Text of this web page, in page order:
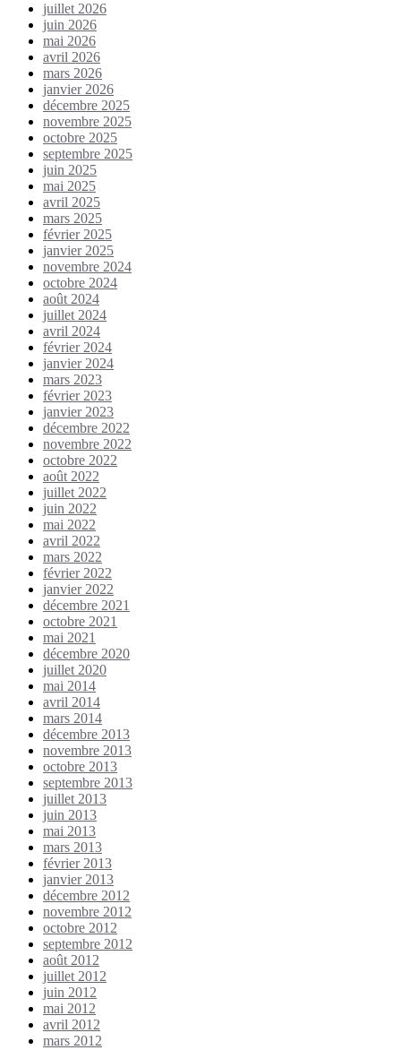
juillet 2026
juin 2026
mai 2026
avril 2026
mars 2026
janvier 2026
décembre 2025
novembre 2025
octobre 2025
septembre 2025
juin 2025
mai 2025
avril 2025
mars 2025
février 2025
janvier 2025
novembre 2024
octobre 2024
août 2024
juillet 2024
avril 2024
février 2024
janvier 2024
mars 2023
février 2023
janvier 2023
décembre 2022
novembre 2022
octobre 2022
août 2022
juillet 2022
juin 2022
mai 2022
avril 2022
mars 2022
février 2022
janvier 2022
décembre 2021
octobre 2021
mai 2021
décembre 2020
juillet 2020
mai 2014
avril 2014
mars 2014
décembre 2013
novembre 2013
octobre 2013
septembre 2013
juillet 2013
juin 2013
mai 2013
mars 2013
février 2013
janvier 2013
décembre 2012
novembre 2012
octobre 2012
septembre 2012
août 2012
juillet 2012
juin 2012
mai 2012
avril 2012
mars 2012